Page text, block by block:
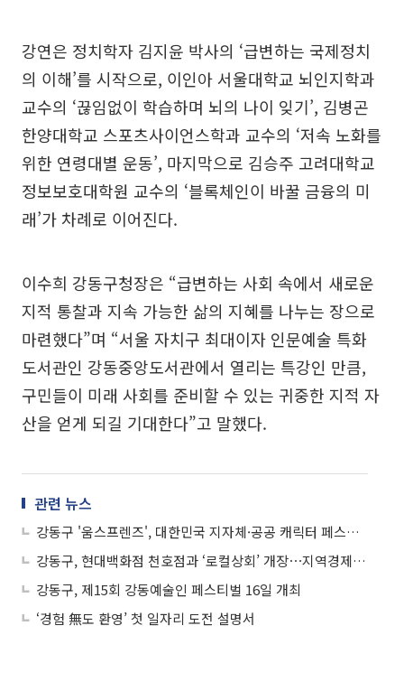
강연은 정치학자 김지윤 박사의 ‘급변하는 국제정치
의 이해’를 시작으로, 이인아 서울대학교 뇌인지학과
교수의 ‘끊임없이 학습하며 뇌의 나이 잊기’, 김병곤
한양대학교 스포츠사이언스학과 교수의 ‘저속 노화를
위한 연령대별 운동’, 마지막으로 김승주 고려대학교
정보보호대학원 교수의 ‘블록체인이 바꿀 금융의 미
래’가 차례로 이어진다.
이수희 강동구청장은 “급변하는 사회 속에서 새로운
지적 통찰과 지속 가능한 삶의 지혜를 나누는 장으로
마련했다”며 “서울 자치구 최대이자 인문예술 특화
도서관인 강동중앙도서관에서 열리는 특강인 만큼,
구민들이 미래 사회를 준비할 수 있는 귀중한 지적 자
산을 얻게 되길 기대한다”고 말했다.
관련 뉴스
강동구 '움스프렌즈', 대한민국 지자체·공공 캐릭터 페스티벌 ‘최우수상’ 수상
강동구, 현대백화점 천호점과 ‘로컬상회’ 개장⋯지역경제 활력 노력
강동구, 제15회 강동예술인 페스티벌 16일 개최
‘경험 無도 환영’ 첫 일자리 도전 설명서